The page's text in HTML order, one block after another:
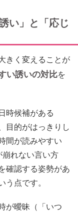
い」と「応じ
きく変えることが
い誘いの対比を
時候補がある
目的がはっきりし
間が読みやすい
崩れない言い方
確認する姿勢があ
う点です。
が曖昧（「いつ